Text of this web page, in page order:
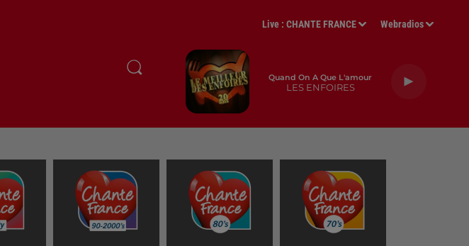
Live :CHANTE FRANCE Webradios
Quand On A Que L'amour
LES ENFOIRES